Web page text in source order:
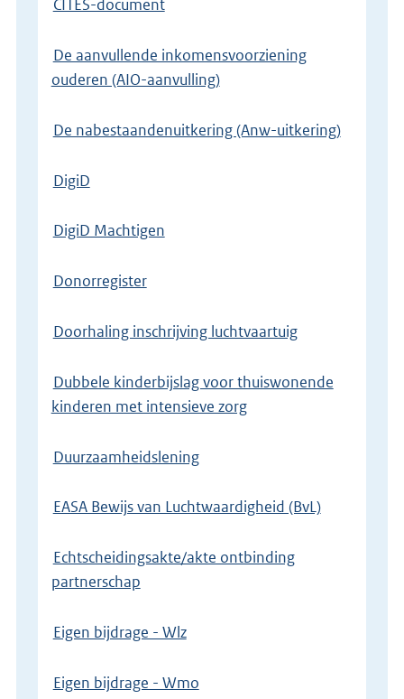
CITES-document
De aanvullende inkomensvoorziening
ouderen (AIO-aanvulling)
De nabestaandenuitkering (Anw-uitkering)
DigiD
DigiD Machtigen
Donorregister
Doorhaling inschrijving luchtvaartuig
Dubbele kinderbijslag voor thuiswonende
kinderen met intensieve zorg
Duurzaamheidslening
EASA Bewijs van Luchtwaardigheid (BvL)
Echtscheidingsakte/akte ontbinding
partnerschap
Eigen bijdrage - Wlz
Eigen bijdrage - Wmo